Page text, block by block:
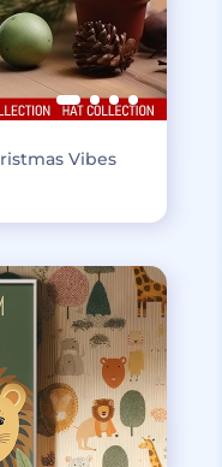
Vibes